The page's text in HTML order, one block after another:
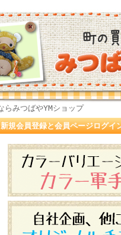
らみつばやYMショップ
新規会員登録と会員ページログイ